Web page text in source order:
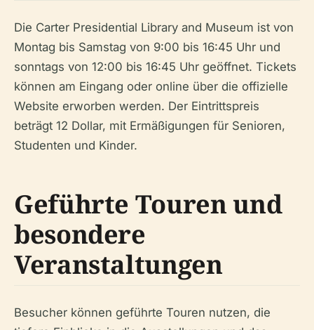
Die Carter Presidential Library and Museum ist von
Montag bis Samstag von 9:00 bis 16:45 Uhr und
sonntags von 12:00 bis 16:45 Uhr geöffnet. Tickets
können am Eingang oder online über die offizielle
Website erworben werden. Der Eintrittspreis
beträgt 12 Dollar, mit Ermäßigungen für Senioren,
Studenten und Kinder.
Geführte Touren und
besondere
Veranstaltungen
Besucher können geführte Touren nutzen, die